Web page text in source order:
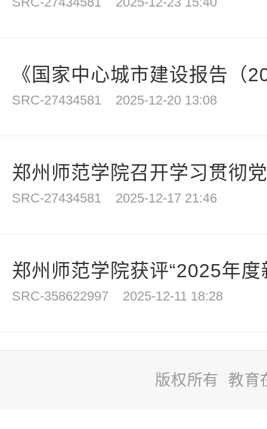
《国家中心城市建设报告（
SRC-27434581 2025-12-20 13:08
郑州师范学院召开学习贯彻
SRC-27434581 2025-12-17 21:46
郑州师范学院获评“2025年
SRC-358622997 2025-12-11 18:28
版权所有 教育